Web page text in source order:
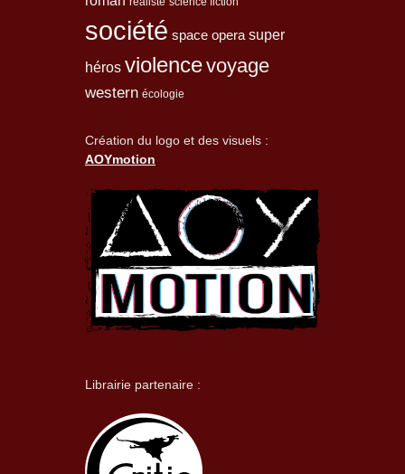
société space opera super
héros violencevoyage
western écologie
Création du logo et des visuels :
AOYmotion
Librairie partenaire :